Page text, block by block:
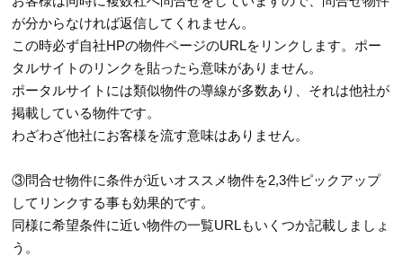
が分からなければ返信してくれません。
この時必ず自社HPの物件ページのURLをリンクします。ポー
タルサイトのリンクを貼ったら意味がありません。
ポータルサイトには類似物件の導線が多数あり、それは他社が
掲載している物件です。
わざわざ他社にお客様を流す意味はありません。
③問合せ物件に条件が近いオススメ物件を2,3件ピックアップ
してリンクする事も効果的です。
同様に希望条件に近い物件の一覧URLもいくつか記載しましょ
う。